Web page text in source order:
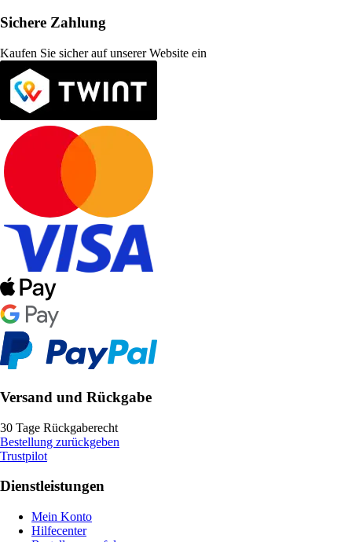
Sichere Zahlung
Kaufen Sie sicher auf unserer Website ein
Versand und Rückgabe
30 Tage Rückgaberecht
Bestellung zurückgeben
Trustpilot
Dienstleistungen
Mein Konto
Hilfecenter